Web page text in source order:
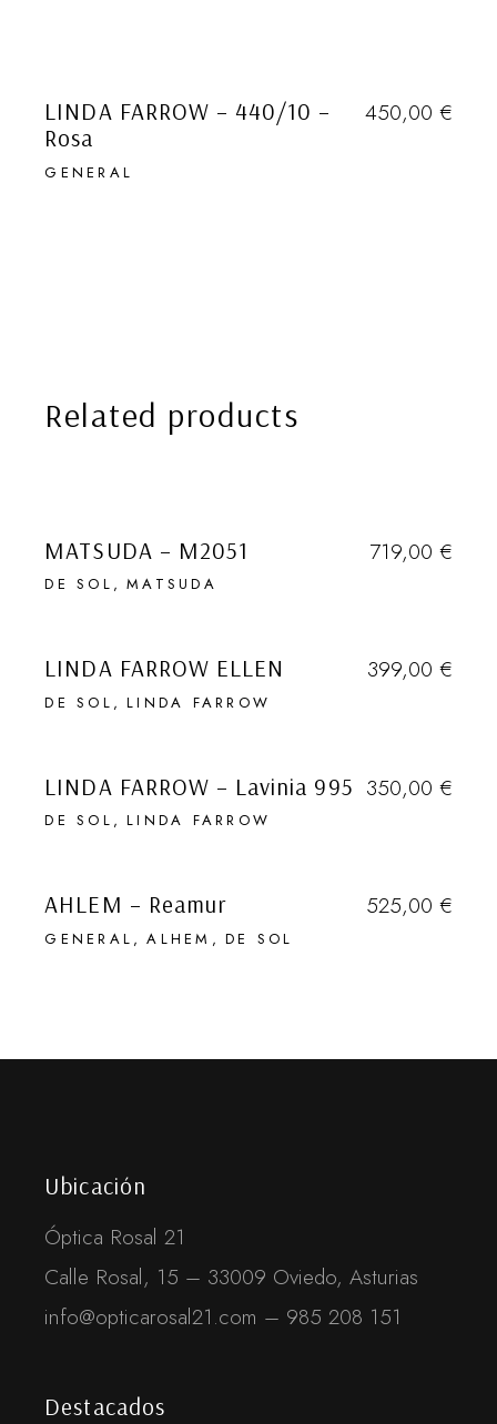
LINDA FARROW – 440/10 –
Rosa
GENERAL
450,00 €
Related products
MATSUDA – M2051
DE SOL MATSUDA
719,00 €
LINDA FARROW ELLEN
DE SOL LINDA FARROW
399,00 €
LINDA FARROW – Lavinia 995
DE SOL LINDA FARROW
350,00 €
AHLEM – Reamur
GENERAL ALHEM DE SOL
525,00 €
Ubicación
Óptica Rosal 21
Calle Rosal, 15 – 33009 Oviedo, Asturias
info@opticarosal21.com – 985 208 151
Destacados
EN NUESTRA NEWSLETTER
Que quede entre
nosotros …
Disable This Pop-up